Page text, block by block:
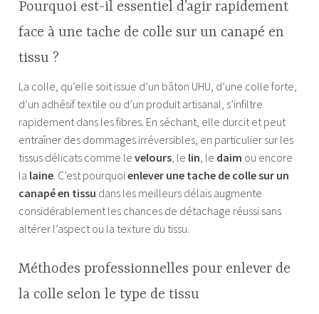
Pourquoi est-il essentiel d’agir rapidement
face à une tache de colle sur un canapé en
tissu ?
La colle, qu’elle soit issue d’un bâton UHU, d’une colle forte,
d’un adhésif textile ou d’un produit artisanal, s’infiltre
rapidement dans les fibres. En séchant, elle durcit et peut
entraîner des dommages irréversibles, en particulier sur les
tissus délicats comme levelours, le lin, le daim ou encore
la laine. C’est pourquoienlever une tache de colle sur un
canapé en tissu dans les meilleurs délais augmente
considérablement les chances de détachage réussi sans
altérer l’aspect ou la texture du tissu.
Méthodes professionnelles pour enlever de
la colle selon le type de tissu